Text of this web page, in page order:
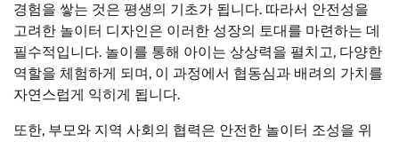
경험을 쌓는 것은 평생의 기초가 됩니다. 따라서 안전성을
고려한 놀이터 디자인은 이러한 성장의 토대를 마련하는 데
필수적입니다. 놀이를 통해 아이는 상상력을 펼치고, 다양한
역할을 체험하게 되며, 이 과정에서 협동심과 배려의 가치를
자연스럽게 익히게 됩니다.
또한, 부모와 지역 사회의 협력은 안전한 놀이터 조성을 위